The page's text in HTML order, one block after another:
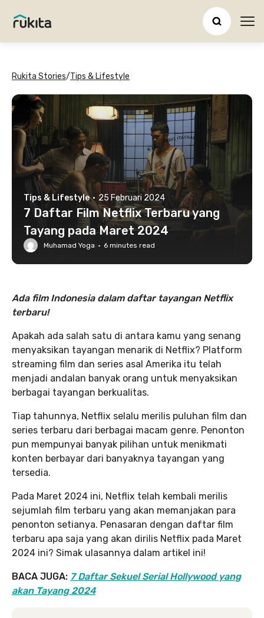
Rukita Stories/Tips & Lifestyle
Tips & Lifestyle · 25 Februari 2024
7 Daftar Film Netflix Terbaru yang
Tayang pada Maret 2024
Muhamad Yoga · 6 minutes read
Ada film Indonesia dalam daftar tayangan Netflix
terbaru!
Apakah ada salah satu di antara kamu yang senang
menyaksikan tayangan menarik di Netflix? Platform
streaming film dan series asal Amerika itu telah
menjadi andalan banyak orang untuk menyaksikan
berbagai tayangan berkualitas.
Tiap tahunnya, Netflix selalu merilis puluhan film dan
series terbaru dari berbagai macam genre. Penonton
pun mempunyai banyak pilihan untuk menikmati
konten berbayar dari banyaknya tayangan yang
tersedia.
Pada Maret 2024 ini, Netflix telah kembali merilis
sejumlah film terbaru yang akan memanjakan para
penonton setianya. Penasaran dengan daftar film
terbaru apa saja yang akan dirilis Netflix pada Maret
2024 ini? Simak ulasannya dalam artikel ini!
BACA JUGA: 7 Daftar Sekuel Serial Hollywood yang
akan Tayang 2024